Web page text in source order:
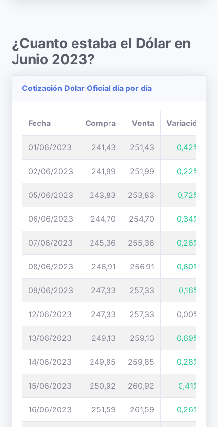
¿Cuanto estaba el Dólar en
Junio 2023?
Cotización Dólar Oficial día por día
Fecha Compra Venta Variación
01/06/2023 241,43 251,43 0,42%
02/06/2023 241,99 251,99 0,22%
05/06/2023 243,83 253,83 0,72%
06/06/2023 244,70 254,70 0,34%
07/06/2023 245,36 255,36 0,26%
08/06/2023 246,91 256,91 0,60%
09/06/2023 247,33 257,33 0,16%
12/06/2023 247,33 257,33 0,00%
13/06/2023 249,13 259,13 0,69%
14/06/2023 249,85 259,85 0,28%
15/06/2023 250,92 260,92 0,41%
16/06/2023 251,59 261,59 0,26%